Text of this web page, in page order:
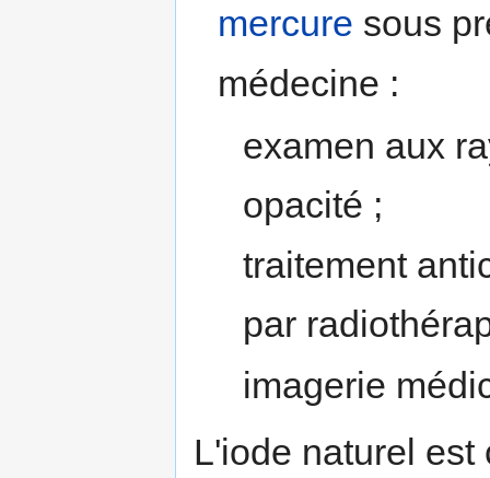
mercure sous
médecine :
examen aux
opacité ;
traitement
par
imagerie
L'iode naturel est